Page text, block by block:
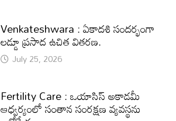
Venkateshwara : ఏకాదశి సందర్భంగా
లడ్డూ ప్రసాద ఉచిత వితరణ.
July 25, 2026
Fertility Care : ఒయాసిస్ అకాడమీ
ఆధ్వర్యంలో సంతాన సంరక్షణ వ్యవస్థను